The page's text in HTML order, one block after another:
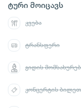
ტური მოიცავს
კვება
ტრანსფერი
გიდის
კონცერტის